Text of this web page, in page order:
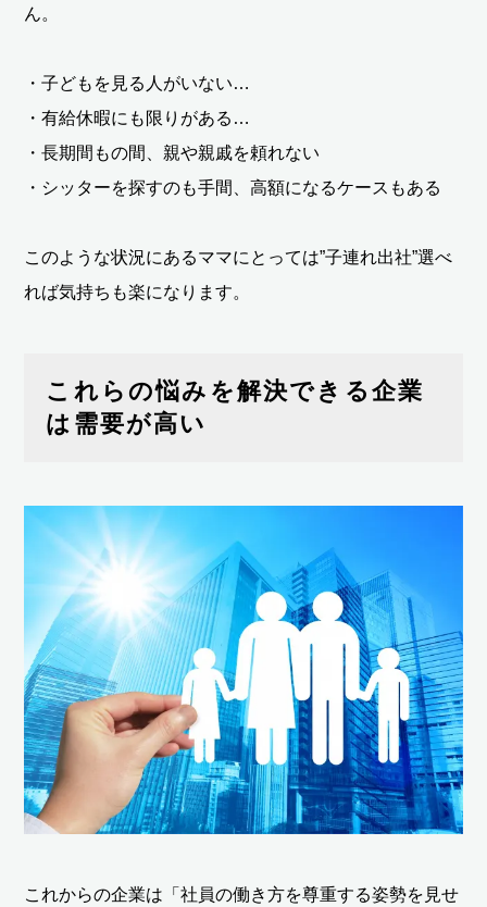
ん。
・子どもを見る人がいない…
・有給休暇にも限りがある…
・長期間もの間、親や親戚を頼れない
・シッターを探すのも手間、高額になるケースもある
このような状況にあるママにとっては”子連れ出社”選べ
れば気持ちも楽になります。
これらの悩みを解決できる企業
は需要が高い
これからの企業は「社員の働き方を尊重する姿勢を見せ